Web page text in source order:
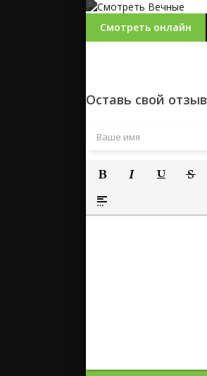
Смотреть онлайн
Оставь свой отзыв
Полужирный
Вставка спойлера